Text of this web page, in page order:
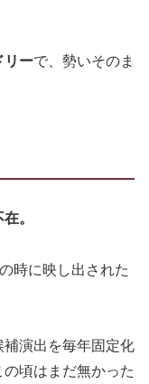
リーで、勢いそのま
。
時に映し出された
補演出を毎年固定化
頃はまだ無かった